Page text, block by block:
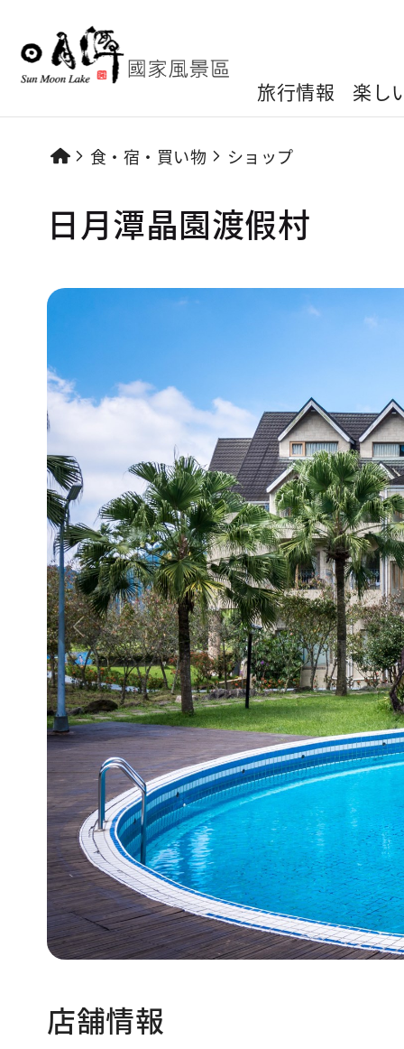
旅行情報 楽し
食・宿・買い物 ショップ
日月潭晶園渡假村
店舗情報